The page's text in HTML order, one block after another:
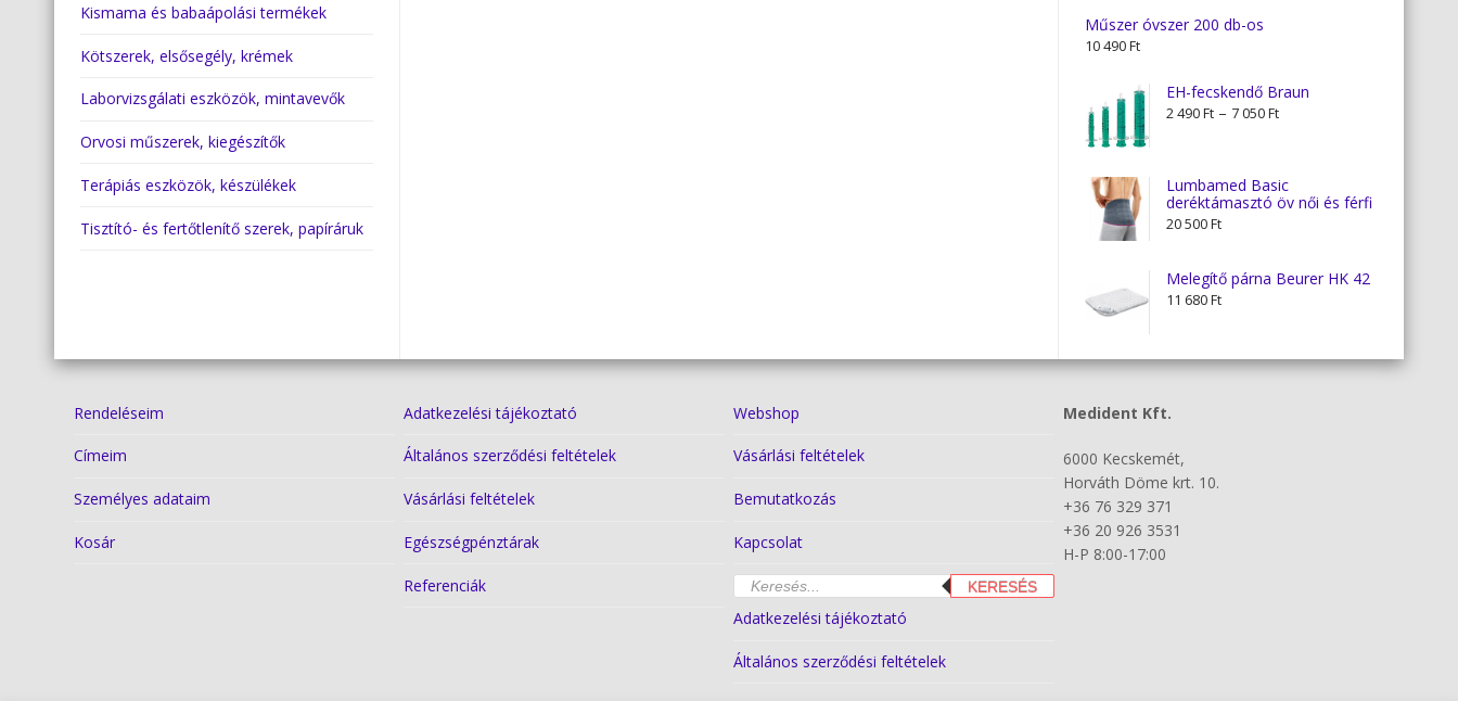
Műszer óvszer 200 db-os
10 490Ft
EH-fecskendő Braun
2 490Ft – 7 050FtÁrtartomány:
-
7
Lumbamed Basic
deréktámasztó öv női és férfi
20 500Ft
Melegítő párna Beurer HK 42
11 680Ft
Kismama és babaápolási termékek
Kötszerek, elsősegély, krémek
Laborvizsgálati eszközök, mintavevők
Orvosi műszerek, kiegészítők
Terápiás eszközök, készülékek
Tisztító- és fertőtlenítő szerek, papíráruk
Rendeléseim
Címeim
Személyes adataim
Kosár
Adatkezelési tájékoztató
Általános szerződési feltételek
Vásárlási feltételek
Egészségpénztárak
Referenciák
Webshop
Vásárlási feltételek
Bemutatkozás
Kapcsolat
Products
search KERESÉS
Adatkezelési tájékoztató
Általános szerződési feltételek
Medident Kft.
6000 Kecskemét,
Horváth Döme krt. 10.
+36 76 329 371
+36 20 926 3531
H-P 8:00-17:00